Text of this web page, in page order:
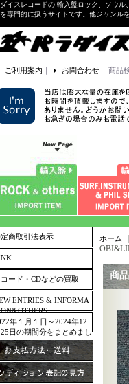
イスレコードの 輸入盤ロック、ソウル
専門的に扱うサイトです。他ジャンル
ご利用案内 ｜ お問合わせ 商品
商取引法表示
コード・CDなどの買取
ENTRIES & INFORMA
年１月１日～2024年12
日の期間分をまとめまし
ホーム
商